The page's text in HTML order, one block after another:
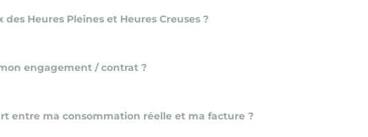
Heures Pleines et Heures Creuses ?
engagement / contrat ?
entre ma consommation réelle et ma facture ?